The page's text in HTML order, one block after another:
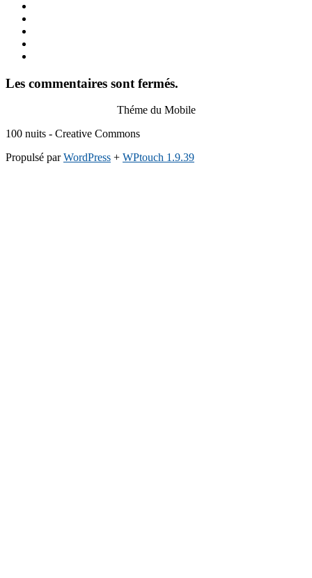
Les commentaires sont fermés.
Théme du Mobile
100 nuits - Creative Commons
Propulsé parWordPress + WPtouch 1.9.39